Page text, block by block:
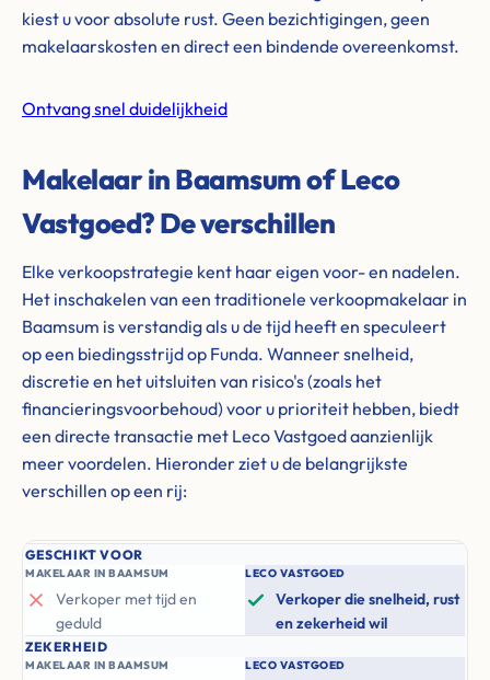
kiest u voor absolute rust. Geen bezichtigingen, geen
makelaarskosten en direct een bindende overeenkomst.
Ontvang snel duidelijkheid
Makelaar in Baamsum of Leco
Vastgoed? De verschillen
Elke verkoopstrategie kent haar eigen voor- en nadelen.
Het inschakelen van een traditionele verkoopmakelaar in
Baamsum is verstandig als u de tijd heeft en speculeert
op een biedingsstrijd op Funda. Wanneer snelheid,
discretie en het uitsluiten van risico's (zoals het
financieringsvoorbehoud) voor u prioriteit hebben, biedt
een directe transactie met Leco Vastgoed aanzienlijk
meer voordelen. Hieronder ziet u de belangrijkste
verschillen op een rij:
GESCHIKT VOOR
MAKELAAR IN BAAMSUM
Verkoper met tijd en
geduld
LECO VASTGOED
Verkoper die snelheid, rust
en zekerheid wil
ZEKERHEID
MAKELAAR IN BAAMSUM LECO VASTGOED